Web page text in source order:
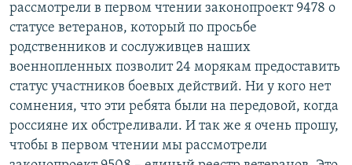
рассмотрели в первом чтении законопроект 9478 о
статусе ветеранов, который по просьбе
родственников и сослуживцев наших
военнопленных позволит 24 морякам предоставить
статус участников боевых действий. Ни у кого нет
сомнения, что эти ребята были на передовой, когда
россияне их обстреливали. И так же я очень прошу,
чтобы в первом чтении мы рассмотрели